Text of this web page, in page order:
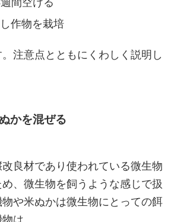
作物を栽培
注意点とともにくわしく説明し
かを混ぜる
良材であり使われている微生物
、微生物を飼うような感じで扱
や米ぬかは微生物にとっての餌